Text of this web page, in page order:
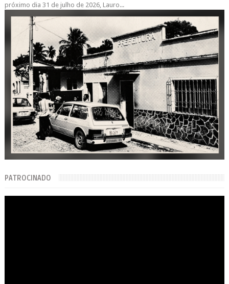
próximo dia 31 de julho de 2026, Lauro...
PATROCINADO